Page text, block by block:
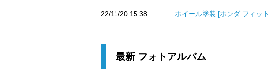
22/11/20 15:38 ホイール塗装 [ホンダ フィッ
最新 フォトアルバム